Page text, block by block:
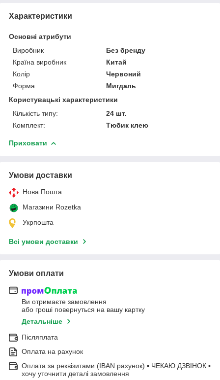
Характеристики
Основні атрибути
Виробник
Без бренду
Країна виробник
Китай
Колір
Червоний
Форма
Мигдаль
Користувацькі характеристики
Кількість типу:
24 шт.
Комплект:
Тюбик клею
Приховати
Умови доставки
Нова Пошта
Магазини Rozetka
Укрпошта
Всі умови доставки
Умови оплати
Ви отримаєте замовлення
або гроші повернуться на вашу картку
Детальніше
Післяплата
Оплата на рахунок
Оплата за реквізитами (IBAN рахунок) ▪ ЧЕКАЮ ДЗВІНОК ▪
хочу уточнити деталі замовлення